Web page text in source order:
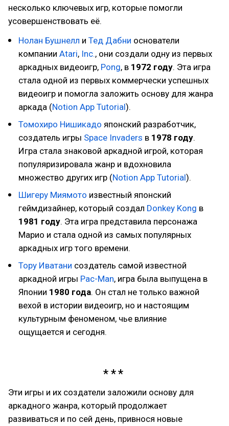
несколько ключевых игр, которые помогли
усовершенствовать её.
Нолан Бушнелл и Тед Дабни основатели
компании Atari, Inc., они создали одну из первых
аркадных видеоигр, Pong, в 1972 году. Эта игра
стала одной из первых коммерчески успешных
видеоигр и помогла заложить основу для жанра
аркада (Notion App Tutorial).
Томохиро Нишикадо японский разработчик,
создатель игры Space Invaders в 1978 году.
Игра стала знаковой аркадной игрой, которая
популяризировала жанр и вдохновила
множество других игр (Notion App Tutorial).
Шигеру Миямото известный японский
геймдизайнер, который создал Donkey Kong в
1981 году. Эта игра представила персонажа
Марио и стала одной из самых популярных
аркадных игр того времени.
Тору Иватани создатель самой известной
аркадной игры Pac-Man, игра была выпущена в
Японии 1980 года. Он стал не только важной
вехой в истории видеоигр, но и настоящим
культурным феноменом, чье влияние
ощущается и сегодня.
Эти игры и их создатели заложили основу для
аркадного жанра, который продолжает
развиваться и по сей день, привнося новые